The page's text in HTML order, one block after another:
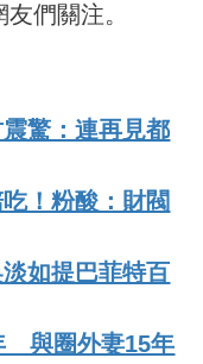
們關注。
驚：連再見都
！粉酸：財閥
如提巴菲特百
與圈外妻15年